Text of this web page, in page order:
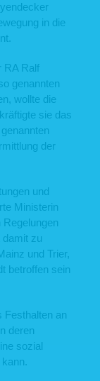
in die
RA Ralf
genannten
wollte die
sie das
der
und
Ministerin
zu
und Trier,
betroffen sein
Festhalten an
deren
sozial